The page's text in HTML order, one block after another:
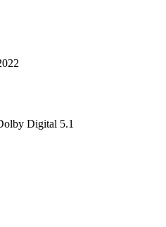
Digital 5.1